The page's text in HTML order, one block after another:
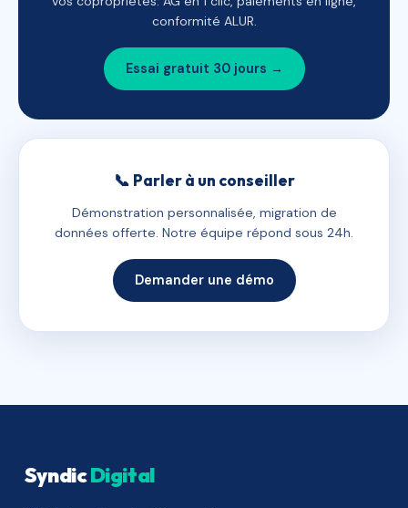
conformité ALUR.
Essai gratuit 30 jours →
📞 Parler à un conseiller
Démonstration personnalisée, migration de
données offerte. Notre équipe répond sous 24h.
Demander une démo
SyndicDigital